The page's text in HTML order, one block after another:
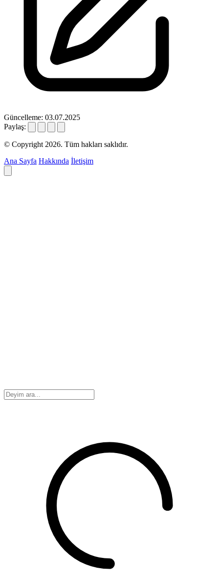
Güncelleme: 03.07.2025
Paylaş:
© Copyright 2026. Tüm hakları saklıdır.
Ana Sayfa Hakkında İletişim